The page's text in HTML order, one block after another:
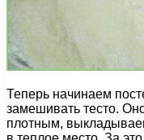
Теперь начинаем
замешивать тесто.
плотным,